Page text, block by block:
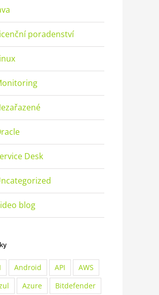
poradenství
Desk
blog
Android API
AWS
Azure
Bitdefender